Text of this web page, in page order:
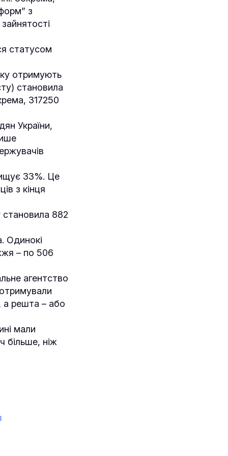
з
статусом
отримують
становила
317250
України,
33%. Це
з кінця
882
Одинокі
– по 506
агентство
а решта – або
мали
більше, ніж